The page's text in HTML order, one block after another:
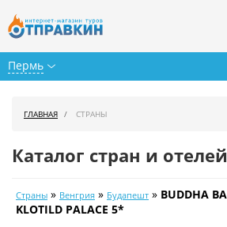
Пермь
Календарь туров
ГЛАВНАЯ СТРАНЫ
Каталог стран и отелей
Страны » Венгрия » Будапешт » BUDDHA
KLOTILD PALACE 5*